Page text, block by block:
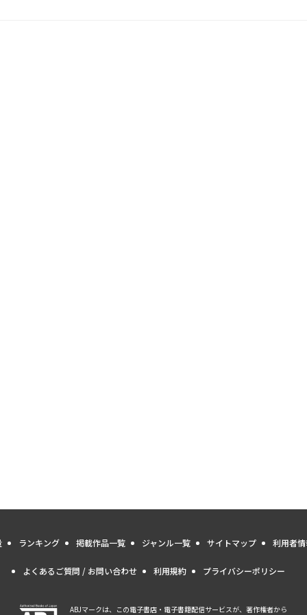
ランキング 掲載作品一覧 ジャンル一覧 サイトマップ 利用者
よくあるご質問 / お問い合わせ 利用規約 プライバシーポリシー
ABJマークは、この電子書店・電子書籍配信サービスが、著作権者から